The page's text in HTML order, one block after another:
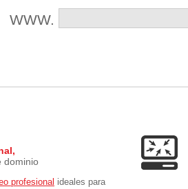
WWW.
dominio
profesional ideales para